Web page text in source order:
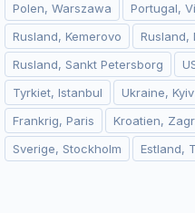
Polen, Warszawa
Portugal,
Rusland, Kemerovo
Rusland,
Rusland, Sankt Petersborg
Tyrkiet, Istanbul
Ukraine, Kyiv
Frankrig, Paris
Kroatien,
Sverige, Stockholm
Estland,